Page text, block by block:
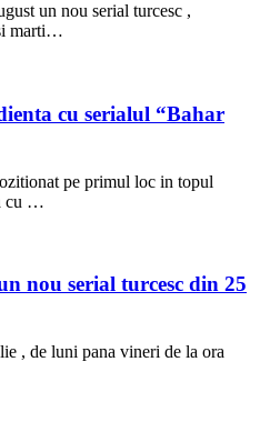
un nou serial turcesc ,
marti…
cu serialul “Bahar
pe primul loc in topul
cu …
nou serial turcesc din 25
, de luni pana vineri de la ora